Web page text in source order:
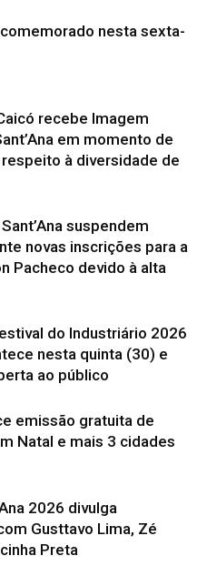
nesta sexta-
recebe Imagem
em momento de
à diversidade de
suspendem
novas inscrições para a
Pacheco devido à alta
do Industriário 2026
nesta quinta (30) e
ao público
emissão gratuita de
Natal e mais 3 cidades
2026 divulga
Gusttavo Lima, Zé
Preta